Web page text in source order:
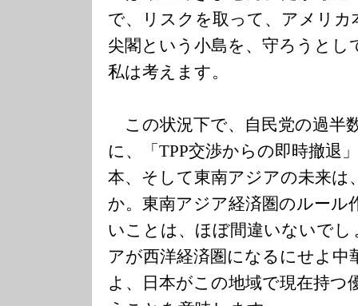
で、リスクを取って、アメリ
尖閣という小島を、守ろうと
私は考えます。
この状況下で、自民党の過半
に、「TPP交渉からの即時撤退
本、そして東南アジアの未来は
か。東南アジア経済圏のルール
いことは、ほぼ間違いないで
アが西洋経済圏になるにせよ中
よ、日本がこの地域で現在持つ